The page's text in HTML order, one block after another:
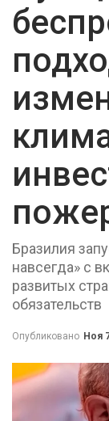
Бразилия
навсегда» с
развитых
обязательств
Опубликовано Ноя